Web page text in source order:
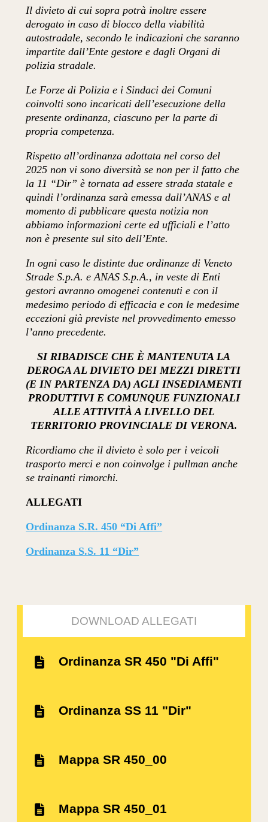
Il divieto di cui sopra potrà inoltre essere
derogato in caso di blocco della viabilità
autostradale, secondo le indicazioni che saranno
impartite dall’Ente gestore e dagli Organi di
polizia stradale.
Le Forze di Polizia e i Sindaci dei Comuni
coinvolti sono incaricati dell’esecuzione della
presente ordinanza, ciascuno per la parte di
propria competenza.
Rispetto all’ordinanza adottata nel corso del
2025 non vi sono diversità se non per il fatto che
la 11 “Dir” è tornata ad essere strada statale e
quindi l’ordinanza sarà emessa dall’ANAS e al
momento di pubblicare questa notizia non
abbiamo informazioni certe ed ufficiali e l’atto
non è presente sul sito dell’Ente.
In ogni caso le distinte due ordinanze di Veneto
Strade S.p.A. e ANAS S.p.A., in veste di Enti
gestori avranno omogenei contenuti e con il
medesimo periodo di efficacia e con le medesime
eccezioni già previste nel provvedimento emesso
l’anno precedente.
SI RIBADISCE CHE È MANTENUTA LA
DEROGA AL DIVIETO DEI MEZZI DIRETTI
(E IN PARTENZA DA) AGLI INSEDIAMENTI
PRODUTTIVI E COMUNQUE FUNZIONALI
ALLE ATTIVITÀ A LIVELLO DEL
TERRITORIO PROVINCIALE DI VERONA.
Ricordiamo che il divieto è solo per i veicoli
trasporto merci e non coinvolge i pullman anche
se trainanti rimorchi.
ALLEGATI
Ordinanza S.R. 450 “Di Affi”
Ordinanza S.S. 11 “Dir”
DOWNLOAD ALLEGATI
Ordinanza SR 450 "Di Affi"
Ordinanza SS 11 "Dir"
Mappa SR 450_00
Mappa SR 450_01